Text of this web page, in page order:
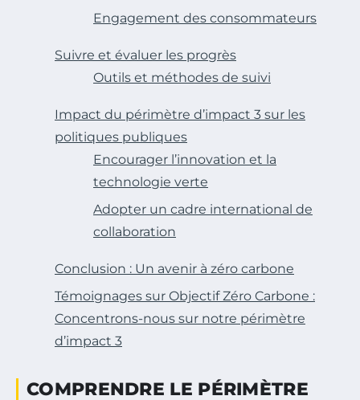
Engagement des consommateurs
Suivre et évaluer les progrès
Outils et méthodes de suivi
Impact du périmètre d’impact 3 sur les
politiques publiques
Encourager l’innovation et la
technologie verte
Adopter un cadre international de
collaboration
Conclusion : Un avenir à zéro carbone
Témoignages sur Objectif Zéro Carbone :
Concentrons-nous sur notre périmètre
d’impact 3
COMPRENDRE LE PÉRIMÈTRE